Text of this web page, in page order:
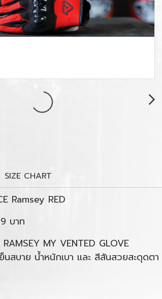
SIZE CHART
Ramsey RED
บาท
MY VENTED GLOVE
สบาย น้ำหนักเบา และ สีสันสวยสะดุดตา